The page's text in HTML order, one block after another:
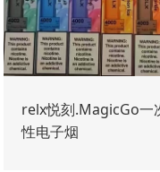
relx悦刻.MagicGo一
性电子烟